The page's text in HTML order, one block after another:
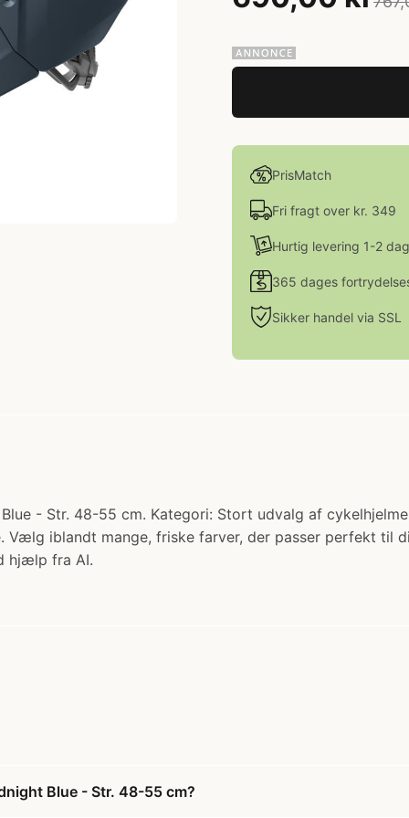
PrisMatch
Fri fragt over kr. 349
Hurtig levering 1-2
365 dages
Sikker handel via SSL
- Str. 48-55 cm. Kategori: Stort udvalg af
iblandt mange, friske farver, der passer perfekt til
hjælp fra AI.
Blue - Str. 48-55 cm?